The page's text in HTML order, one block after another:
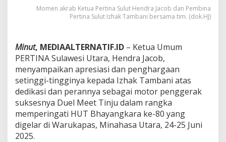
P
e
i
n
a
S
u
u
t
A
p
‎Momen akrab Ketua Pertina Sulut Hendra Jacob dan Pembina
Pertina Sulut Izhak Tambani bersama tim. (dok.HJ)
Minut, MEDIAALTERNATIF.ID – Ketua Umum
PERTINA Sulawesi Utara, Hendra Jacob,
menyampaikan apresiasi dan penghargaan
setinggi-tingginya kepada Izhak Tambani atas
dedikasi dan perannya sebagai motor penggerak
suksesnya Duel Meet Tinju dalam rangka
memperingati HUT Bhayangkara ke-80 yang
digelar di Warukapas, Minahasa Utara, 24-25 Juni
2025.